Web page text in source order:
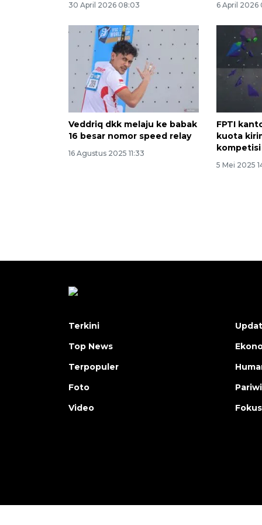
30 April 2026 08:03 6 April 2026
Veddriq dkk melaju ke babak
16 besar nomor speed relay
16 Agustus 2025 11:33
FPTI
kuota
5 Mei 2025
Terkini
Top News
Terpopuler
Foto
Video